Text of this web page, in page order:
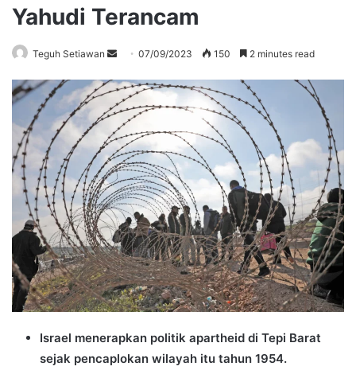
Yahudi Terancam
Teguh Setiawan
Send
email
07/09/2023 150 2 minutes read
Israel menerapkan politik apartheid di Tepi Barat
sejak pencaplokan wilayah itu tahun 1954.